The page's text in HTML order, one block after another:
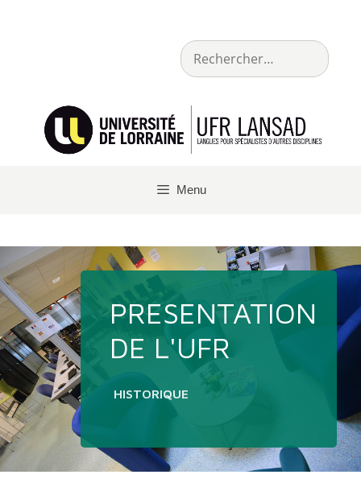
Menu
PRESENTATION
DE L'UFR
HISTORIQUE